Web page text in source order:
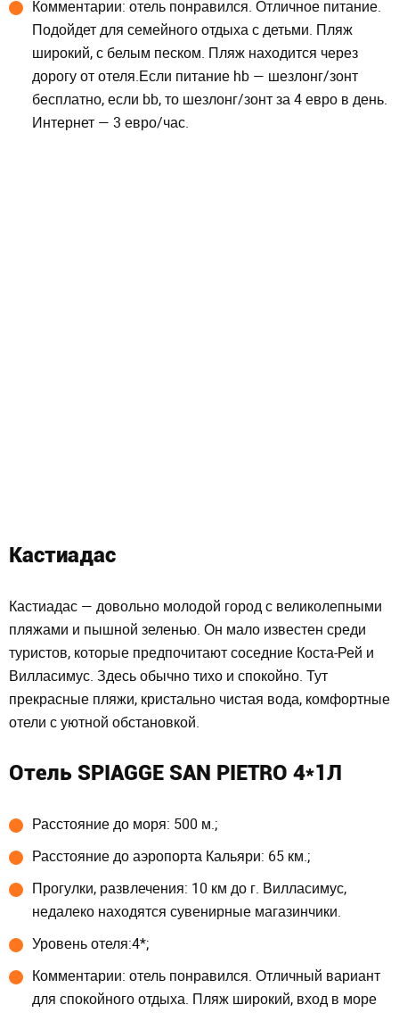
Комментарии: отель понравился. Отличное питание.
Подойдет для семейного отдыха с детьми. Пляж
широкий, с белым песком. Пляж находится через
дорогу от отеля.Если питание hb — шезлонг/зонт
бесплатно, если bb, то шезлонг/зонт за 4 евро в день.
Интернет — 3 евро/час.
Кастиадас
Кастиадас — довольно молодой город с великолепными
пляжами и пышной зеленью. Он мало известен среди
туристов, которые предпочитают соседние Коста-Рей и
Вилласимус. Здесь обычно тихо и спокойно. Тут
прекрасные пляжи, кристально чистая вода, комфортные
отели с уютной обстановкой.
Отель SPIAGGE SAN PIETRO 4*1Л
Расстояние до моря: 500 м.;
Расстояние до аэропорта Кальяри: 65 км.;
Прогулки, развлечения: 10 км до г. Вилласимус,
недалеко находятся сувенирные магазинчики.
Уровень отеля:4*;
Комментарии: отель понравился. Отличный вариант
для спокойного отдыха. Пляж широкий, вход в море